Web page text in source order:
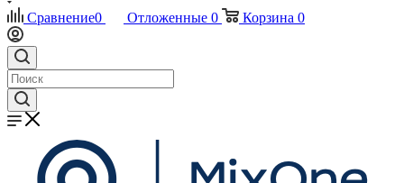
Сравнение0 Отложенные 0 Корзина 0